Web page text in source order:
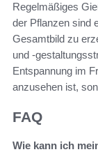
Regelmäßiges
der Pflanzen sind
Gesamtbild zu
und -
Entspannung im
anzusehen ist,
FAQ
Wie kann ich